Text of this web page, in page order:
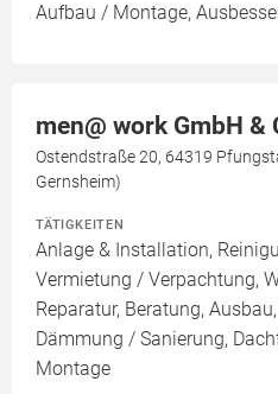
Aufbau / Montage,
men@ work GmbH &
Ostendstraße 20, 64319
Gernsheim)
TÄTIGKEITEN
Anlage & Installation,
Vermietung / Verpachtung,
Reparatur, Beratung,
Dämmung / Sanierung,
Montage